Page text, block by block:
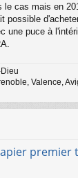
cas mais en
possible
une puce à
Valence,
premier